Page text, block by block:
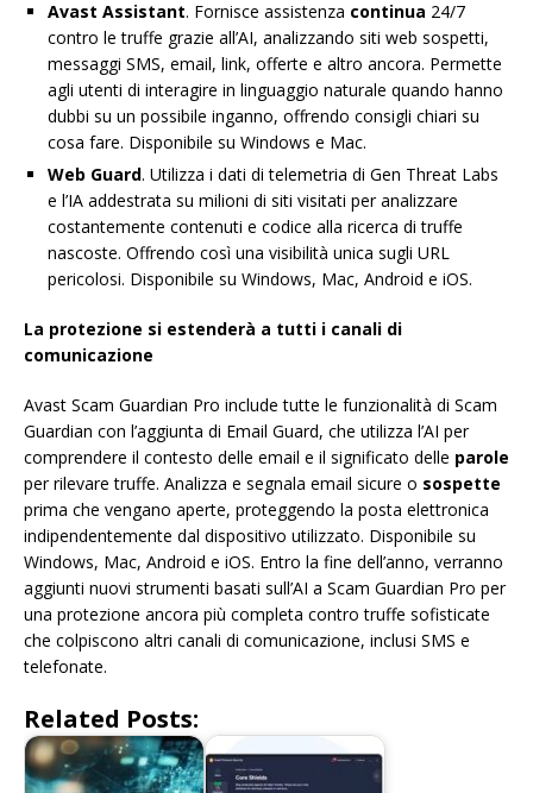
Avast Assistant. Fornisce assistenza continua 24/7
contro le truffe grazie all’AI, analizzando siti web sospetti,
messaggi SMS, email, link, offerte e altro ancora. Permette
agli utenti di interagire in linguaggio naturale quando hanno
dubbi su un possibile inganno, offrendo consigli chiari su
cosa fare. Disponibile su Windows e Mac.
Web Guard. Utilizza i dati di telemetria di Gen Threat Labs
e l’IA addestrata su milioni di siti visitati per analizzare
costantemente contenuti e codice alla ricerca di truffe
nascoste. Offrendo così una visibilità unica sugli URL
pericolosi. Disponibile su Windows, Mac, Android e iOS.
La protezione si estenderà a tutti i canali di
comunicazione
Avast Scam Guardian Pro include tutte le funzionalità di Scam
Guardian con l’aggiunta di Email Guard, che utilizza l’AI per
comprendere il contesto delle email e il significato delle parole
per rilevare truffe. Analizza e segnala email sicure o sospette
prima che vengano aperte, proteggendo la posta elettronica
indipendentemente dal dispositivo utilizzato. Disponibile su
Windows, Mac, Android e iOS. Entro la fine dell’anno, verranno
aggiunti nuovi strumenti basati sull’AI a Scam Guardian Pro per
una protezione ancora più completa contro truffe sofisticate
che colpiscono altri canali di comunicazione, inclusi SMS e
telefonate.
Related Posts: